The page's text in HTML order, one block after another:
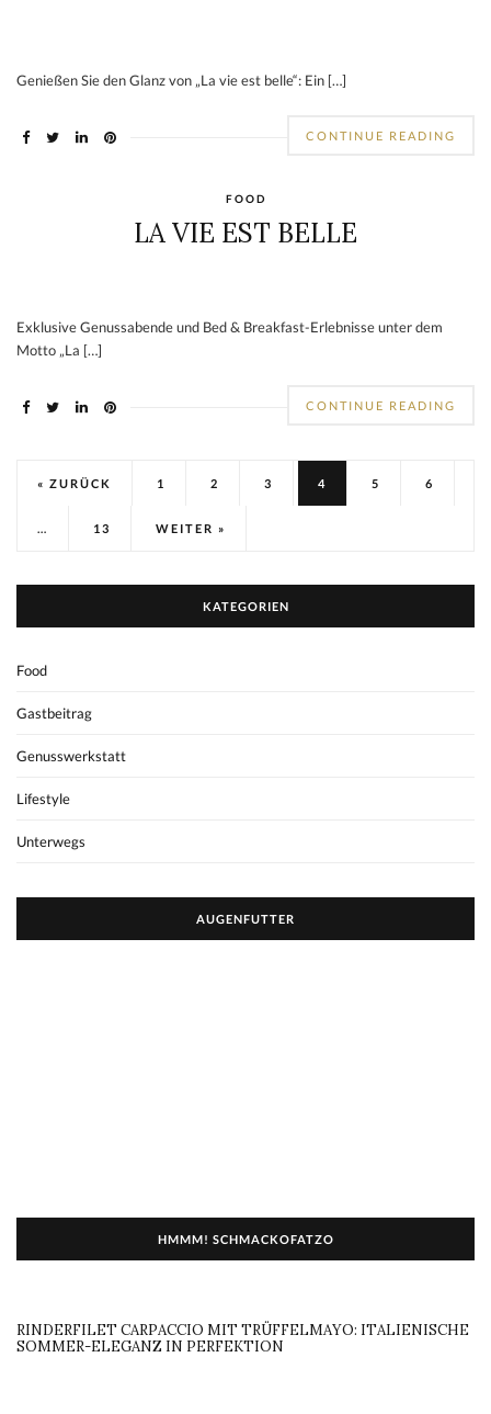
Genießen Sie den Glanz von „La vie est belle“: Ein […]
CONTINUE READING
FOOD
LA VIE EST BELLE
Exklusive Genussabende und Bed & Breakfast-Erlebnisse unter dem
Motto „La […]
CONTINUE READING
« ZURÜCK 1 2 3 4 5 6
… 13 WEITER »
KATEGORIEN
Food
Gastbeitrag
Genusswerkstatt
Lifestyle
Unterwegs
AUGENFUTTER
HMMM! SCHMACKOFATZO
RINDERFILET CARPACCIO MIT TRÜFFELMAYO: ITALIENISCHE
SOMMER-ELEGANZ IN PERFEKTION